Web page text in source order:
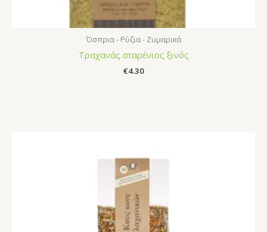
Όσπρια - Ρύζια - Ζυμαρικά
Τραχανάς σταρένιος ξινός
€4.30